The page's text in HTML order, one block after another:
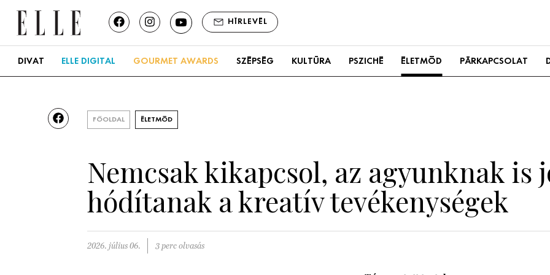
HÍRLEVÉL
DIVAT ELLE DIGITAL GOURMET AWARDS SZÉPSÉG KULTÚRA PSZICHÉ ÉLETMÓD PÁRKAPCSOLAT
FŐOLDAL ÉLETMÓD
Nemcsak kikapcsol, az agyunknak is
hódítanak a kreatív tevékenységek
2026. július 06. 3 perc olvasás